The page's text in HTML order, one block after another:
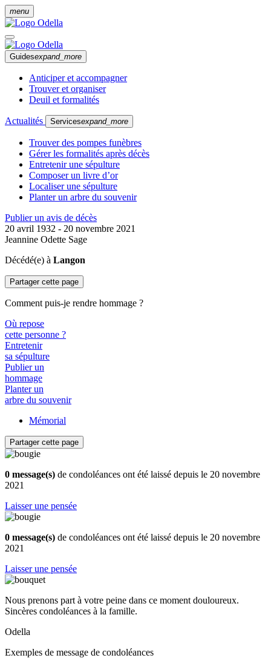
menu
Guidesexpand_more
Anticiper et accompagner
Trouver et organiser
Deuil et formalités
Actualités Servicesexpand_more
Trouver des pompes funèbres
Gérer les formalités après décès
Entretenir une sépulture
Composer un livre d’or
Localiser une sépulture
Planter un arbre du souvenir
Publier un avis de décès
20 avril 1932 - 20 novembre 2021
Jeannine Odette Sage
Décédé(e) à Langon
Partager cette page
Comment puis-je rendre hommage ?
Où repose
cette personne ?
Entretenir
sa sépulture
Publier un
hommage
Planter un
arbre du souvenir
Mémorial
Partager cette page
0 message(s) de condoléances ont été laissé depuis le 20 novembre
2021
Laisser une pensée
0 message(s) de condoléances ont été laissé depuis le 20 novembre
2021
Laisser une pensée
Nous prenons part à votre peine dans ce moment douloureux.
Sincères condoléances à la famille.
Odella
Exemples de message de condoléances